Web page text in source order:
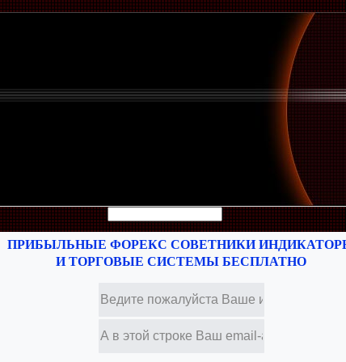
ПРИБЫЛЬНЫЕ ФОРЕКС СОВЕТНИКИ
И ТОРГОВЫЕ СИСТЕМЫ БЕСПЛАТНО